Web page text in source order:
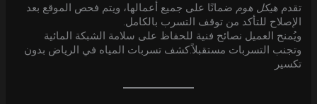
تقدمهيكل هوم ضمانًا على جميع أعمالها، ويتم فحص الموقع بعد
الإصلاح للتأكد من توقف التسرب بالكامل.
ويُمنح العميل نصائح فنية للحفاظ على سلامة الشبكة المائية
وتجنب التسربات مستقبلاً.كشف تسربات المياه في الرياض بدون
تكسير